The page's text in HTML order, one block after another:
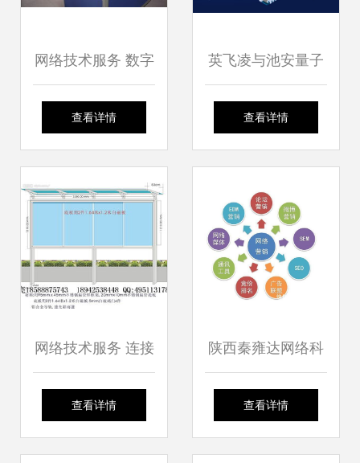
网络技术服务 数字
化转型的核心驱动
查看详情
英飞凌与池安量子
联合研发抗量子攻
助推企业数字化转
型安全新篇章
查看详情
网络技术服务 连接
数字世界的桥梁
查看详情
陕西秦雍达网络科
技 以技术之力赋能
查看详情